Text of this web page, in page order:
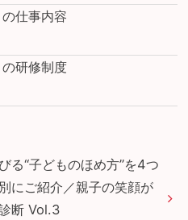
仕事内容
研修制度
る“子どものほめ方”を4つ
にご紹介／親子の笑顔が
断 Vol.3